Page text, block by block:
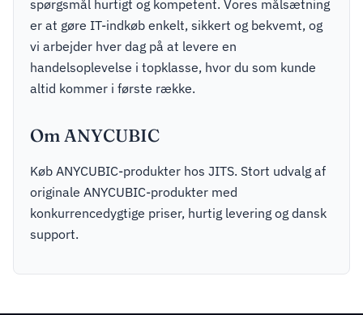
spørgsmål hurtigt og kompetent. Vores målsætning
er at gøre IT-indkøb enkelt, sikkert og bekvemt, og
vi arbejder hver dag på at levere en
handelsoplevelse i topklasse, hvor du som kunde
altid kommer i første række.
Om ANYCUBIC
Køb ANYCUBIC-produkter hos JITS. Stort udvalg af
originale ANYCUBIC-produkter med
konkurrencedygtige priser, hurtig levering og dansk
support.